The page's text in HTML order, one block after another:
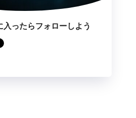
入ったらフォローしよう